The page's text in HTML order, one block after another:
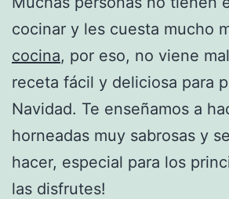
cocinar y les cuesta mucho
cocina, por eso, no viene
receta fácil y deliciosa para
Navidad. Te enseñamos a
horneadas muy sabrosas y
hacer, especial para los
las disfrutes!